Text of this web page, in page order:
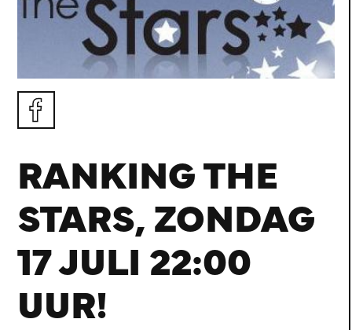
RANKING THE
STARS, ZONDAG
17 JULI 22:00
UUR!